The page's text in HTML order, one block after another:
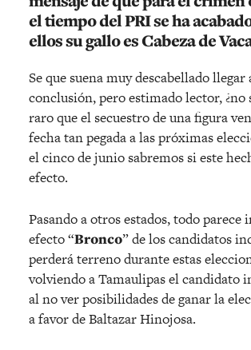
el tiempo del PRI se ha
ellos su gallo es Cabeza de
Se que suena muy descabellado llegar
conclusión, pero estimado lector, ¿no
raro que el secuestro de una figura
fecha tan pegada a las próximas
el cinco de junio sabremos si este
efecto.
Pasando a otros estados, todo parece
efecto “Bronco” de los candidatos
perderá terreno durante estas
volviendo a Tamaulipas el candidato
al no ver posibilidades de ganar la
a favor de Baltazar Hinojosa.